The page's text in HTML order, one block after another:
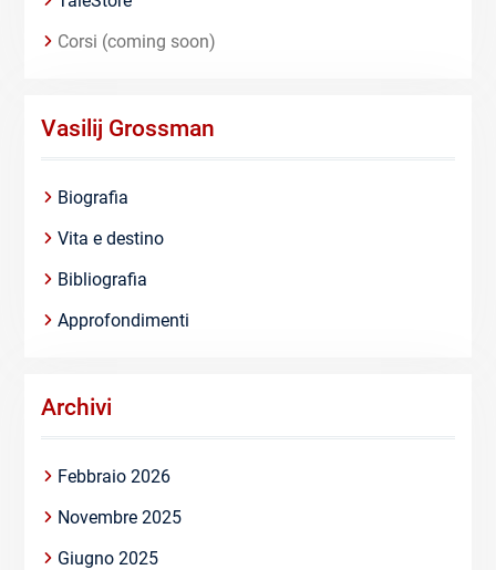
Corsi (coming soon)
Vasilij Grossman
Biografia
Vita e destino
Bibliografia
Approfondimenti
Archivi
Febbraio 2026
Novembre 2025
Giugno 2025